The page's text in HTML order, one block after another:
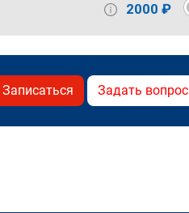
2000 ₽
Записаться Задать вопрос